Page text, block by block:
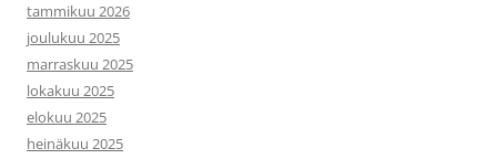
tammikuu 2026
joulukuu 2025
marraskuu 2025
lokakuu 2025
elokuu 2025
heinäkuu 2025